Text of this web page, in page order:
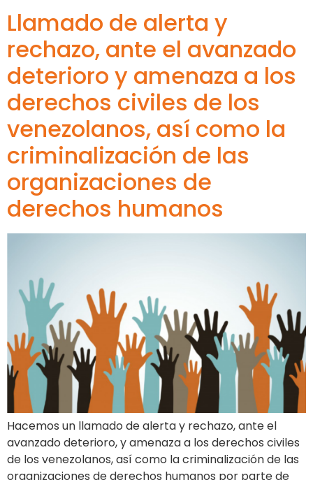
Llamado de alerta y
rechazo, ante el avanzado
deterioro y amenaza a los
derechos civiles de los
venezolanos, así como la
criminalización de las
organizaciones de
derechos humanos
Hacemos un llamado de alerta y rechazo, ante el
avanzado deterioro, y amenaza a los derechos civiles
de los venezolanos, así como la criminalización de las
organizaciones de derechos humanos por parte de